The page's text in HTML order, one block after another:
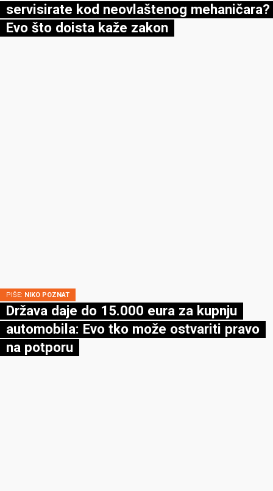
servisirate kod neovlaštenog mehaničara?
Evo što doista kaže zakon
PIŠE: NIKO POZNAT
Država daje do 15.000 eura za kupnju
automobila: Evo tko može ostvariti pravo
na potporu